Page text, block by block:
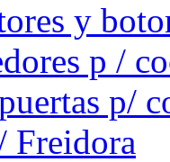
y
p /
p/
Freidora